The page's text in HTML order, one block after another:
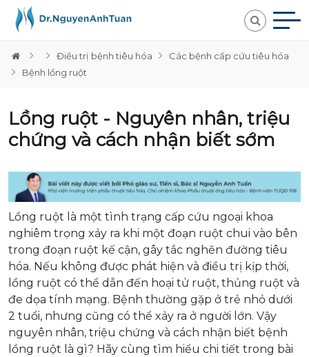
Điều trị bệnh tiêu hóa
Các bệnh cấp cứu tiêu hóa
Bệnh lồng ruột
Lồng ruột - Nguyên nhân, triệu
chứng và cách nhận biết sớm
Lồng ruột là một tình trạng cấp cứu ngoại khoa
nghiêm trọng xảy ra khi một đoạn ruột chui vào bên
trong đoạn ruột kế cận, gây tắc nghẽn đường tiêu
hóa. Nếu không được phát hiện và điều trị kịp thời,
lồng ruột có thể dẫn đến hoại tử ruột, thủng ruột và
đe dọa tính mạng. Bệnh thường gặp ở trẻ nhỏ dưới
2 tuổi, nhưng cũng có thể xảy ra ở người lớn. Vậy
nguyên nhân, triệu chứng và cách nhận biết bệnh
lồng ruột là gì? Hãy cùng tìm hiểu chi tiết trong bài